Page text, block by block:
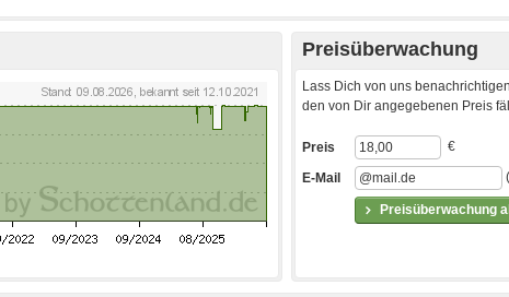
Preisüberwachung
Lass Dich von uns
den von Dir angegebenen Preis
Preisüberwachung
Preis €
E-Mail (